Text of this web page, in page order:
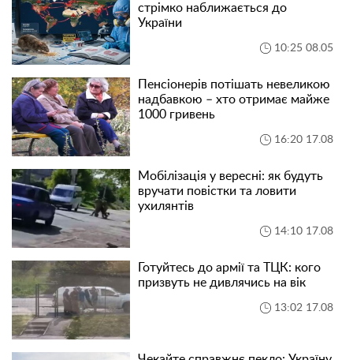
стрімко наближається до
України
10:25 08.05
Пенсіонерів потішать невеликою
надбавкою – хто отримає майже
1000 гривень
16:20 17.08
Мобілізація у вересні: як будуть
вручати повістки та ловити
ухилянтів
14:10 17.08
Готуйтесь до армії та ТЦК: кого
призвуть не дивлячись на вік
13:02 17.08